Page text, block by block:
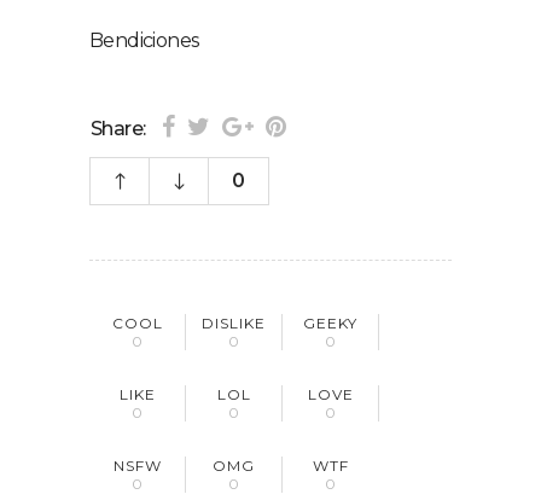
Bendiciones
Share:
0
COOL
0
DISLIKE
0
GEEKY
0
LIKE
0
LOL
0
LOVE
0
NSFW
0
OMG
0
WTF
0